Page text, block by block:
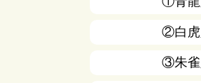
②白虎
③朱雀